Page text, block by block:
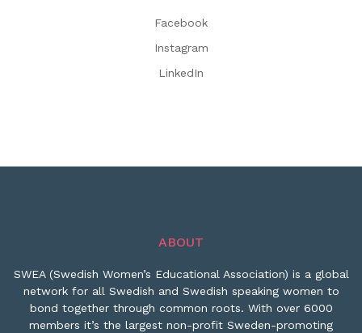
Facebook
Instagram
LinkedIn
ABOUT
SWEA (Swedish Women’s Educational Association) is a global
network for all Swedish and Swedish speaking women to
bond together through common roots. With over 6000
members it’s the largest non-profit Sweden-promoting